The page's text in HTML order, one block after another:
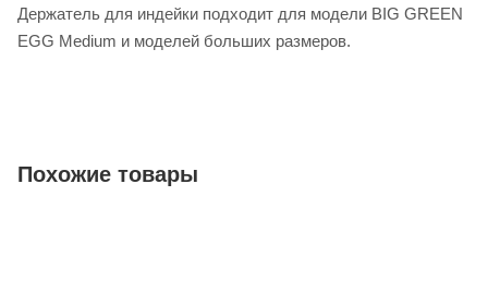
Держатель для индейки подходит для модели BIG GREEN
EGG Medium и моделей больших размеров.
Похожие товары